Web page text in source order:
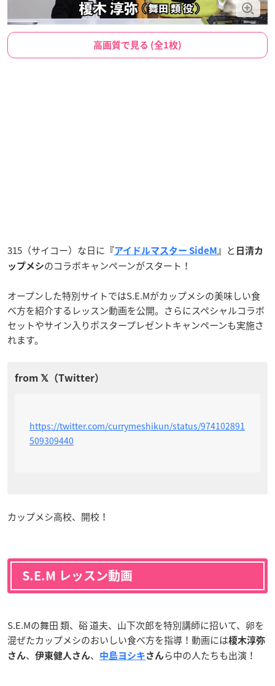
高画質で見る (全1枚)
315（サイコー）な日に 『アイドルマスター SideM 』 と 日清カ
ップメシのコラボキャンペーンがスタート！
オープンした特別サイトではS.E.Mがカップメシの美味しい食
べ方を紹介するレッスン動画を公開。さらにスペシャルコラボ
セットやサイン入りポスタープレゼントキャンペーンも実施さ
れます。
https://twitter.com/currymeshikun/status/974102891
509309440
カップメシ高校、開校！
S.E.M レッスン動画
S.E.Mの舞田 類、硲 道夫、山下次郎を特別講師に招いて、卵を
混ぜたカップメシのおいしい食べ方を指導！動画には榎木淳弥
さん、 伊東健人さ ん、 中島ヨシキ さんら中の人たちも出演！